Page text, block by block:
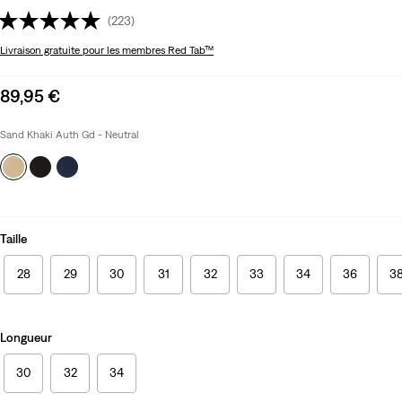
(223)
Livraison gratuite pour les membres Red Tab™
Sale
is
89,95 €
Sand Khaki Auth Gd - Neutral
Taille
28 29 30 31 32 33 34 36
Longueur
30 32 34